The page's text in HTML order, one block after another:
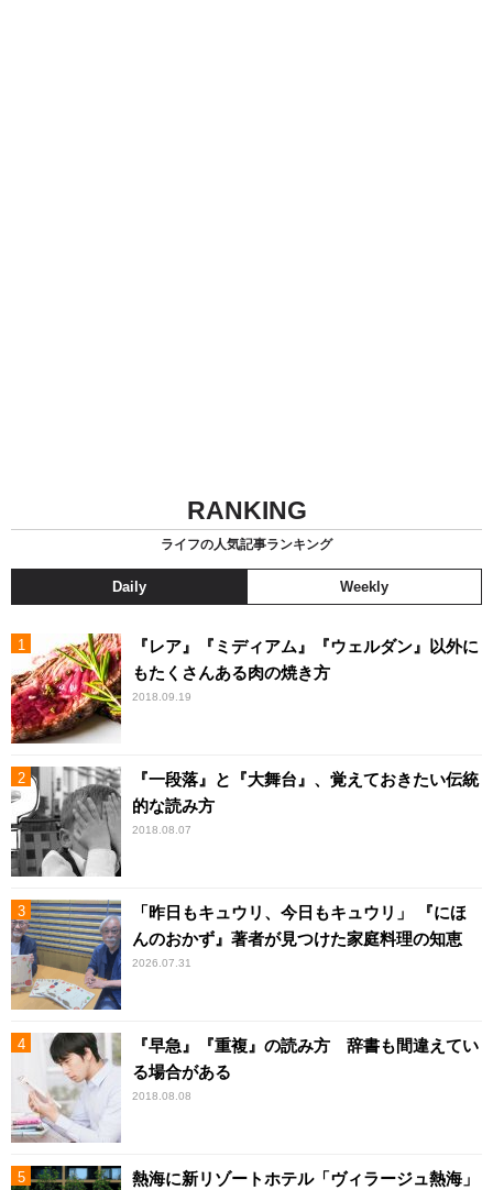
RANKING
ライフの人気記事ランキング
Daily Weekly
『レア』『ミディアム』『ウェルダン』以外に
もたくさんある肉の焼き方
2018.09.19
『一段落』と『大舞台』、覚えておきたい伝統
的な読み方
2018.08.07
「昨日もキュウリ、今日もキュウリ」 『にほ
んのおかず』著者が見つけた家庭料理の知恵
2026.07.31
『早急』『重複』の読み方 辞書も間違えてい
る場合がある
2018.08.08
熱海に新リゾートホテル「ヴィラージュ熱海」